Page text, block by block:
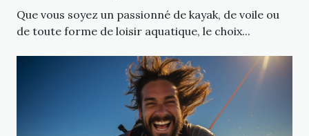
nautiques
Que vous soyez un passionné de kayak, de voile ou
de toute forme de loisir aquatique, le choix...